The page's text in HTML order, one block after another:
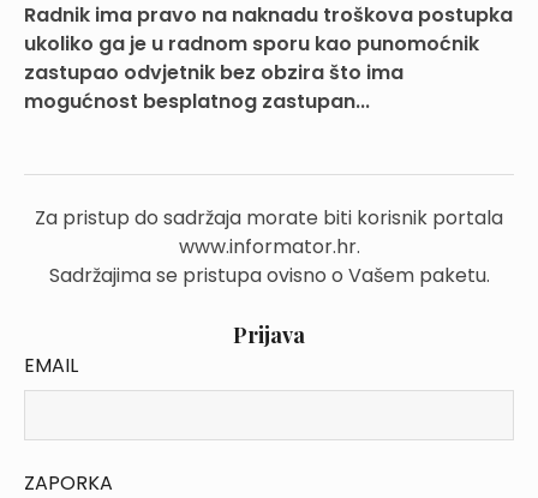
Radnik ima pravo na naknadu troškova postupka
ukoliko ga je u radnom sporu kao punomoćnik
zastupao odvjetnik bez obzira što ima
mogućnost besplatnog zastupan...
Za pristup do sadržaja morate biti korisnik portala
www.informator.hr.
Sadržajima se pristupa ovisno o Vašem paketu.
Prijava
EMAIL
ZAPORKA